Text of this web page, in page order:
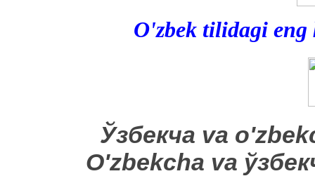
O'zbek tilidagi
​Ўзбекча va
O'zbekcha va